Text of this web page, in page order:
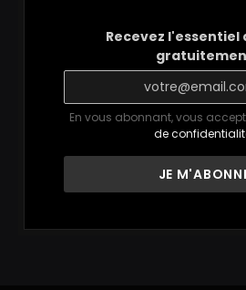
Recevez l'essentiel
En vous abonnant, vous
de